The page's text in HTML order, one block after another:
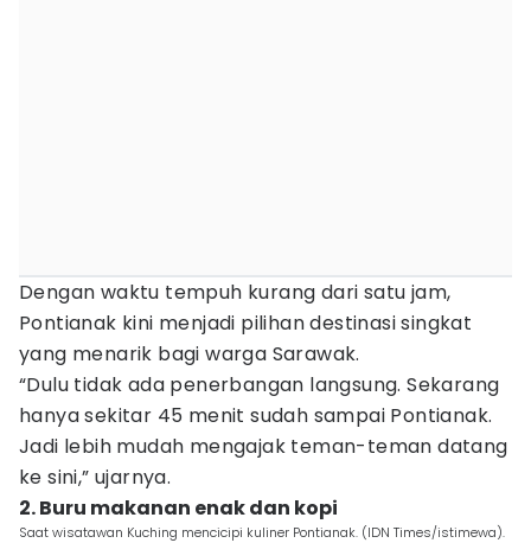
Dengan waktu tempuh kurang dari satu jam,
Pontianak kini menjadi pilihan destinasi singkat
yang menarik bagi warga Sarawak.
“Dulu tidak ada penerbangan langsung. Sekarang
hanya sekitar 45 menit sudah sampai Pontianak.
Jadi lebih mudah mengajak teman-teman datang
ke sini,” ujarnya.
2. Buru makanan enak dan kopi
Saat wisatawan Kuching mencicipi kuliner Pontianak. (IDN Times/istimewa).